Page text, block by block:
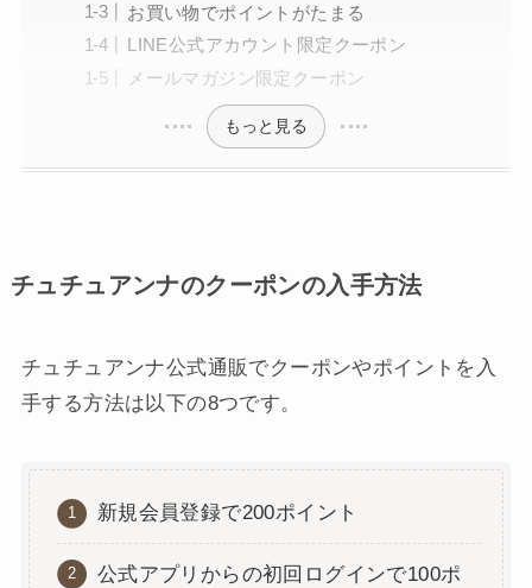
お買い物でポイントがたまる
LINE公式アカウント限定クーポン
メールマガジン限定クーポン
もっと見る
チュチュアンナのクーポンの入手方法
チュチュアンナ公式通販でクーポンやポイントを入
手する方法は以下の8つです。
新規会員登録で200ポイント
公式アプリからの初回ログインで100ポ